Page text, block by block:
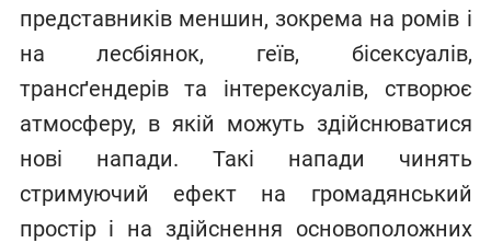
представників меншин, зокрема на ромів і
на лесбіянок, геїв, бісексуалів,
трансґендерів та інтерексуалів, створює
атмосферу, в якій можуть здійснюватися
нові напади. Такі напади чинять
стримуючий ефект на громадянський
простір і на здійснення основоположних